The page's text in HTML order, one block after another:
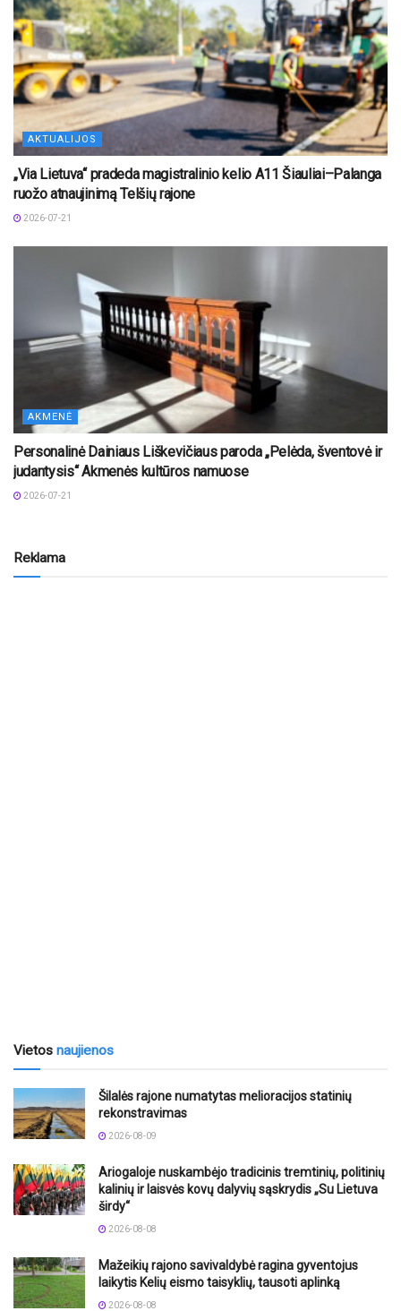
AKTUALIJOS
„Via Lietuva“ pradeda magistralinio kelio A11 Šiauliai–Palanga
ruožo atnaujinimą Telšių rajone
2026-07-21
AKMENĖ
Personalinė Dainiaus Liškevičiaus paroda „Pelėda, šventovė ir
judantysis“ Akmenės kultūros namuose
2026-07-21
Reklama
Vietos naujienos
Šilalės rajone numatytas melioracijos statinių
rekonstravimas
2026-08-09
Ariogaloje nuskambėjo tradicinis tremtinių, politinių
kalinių ir laisvės kovų dalyvių sąskrydis „Su Lietuva
širdy“
2026-08-08
Mažeikių rajono savivaldybė ragina gyventojus
laikytis Kelių eismo taisyklių, tausoti aplinką
2026-08-08